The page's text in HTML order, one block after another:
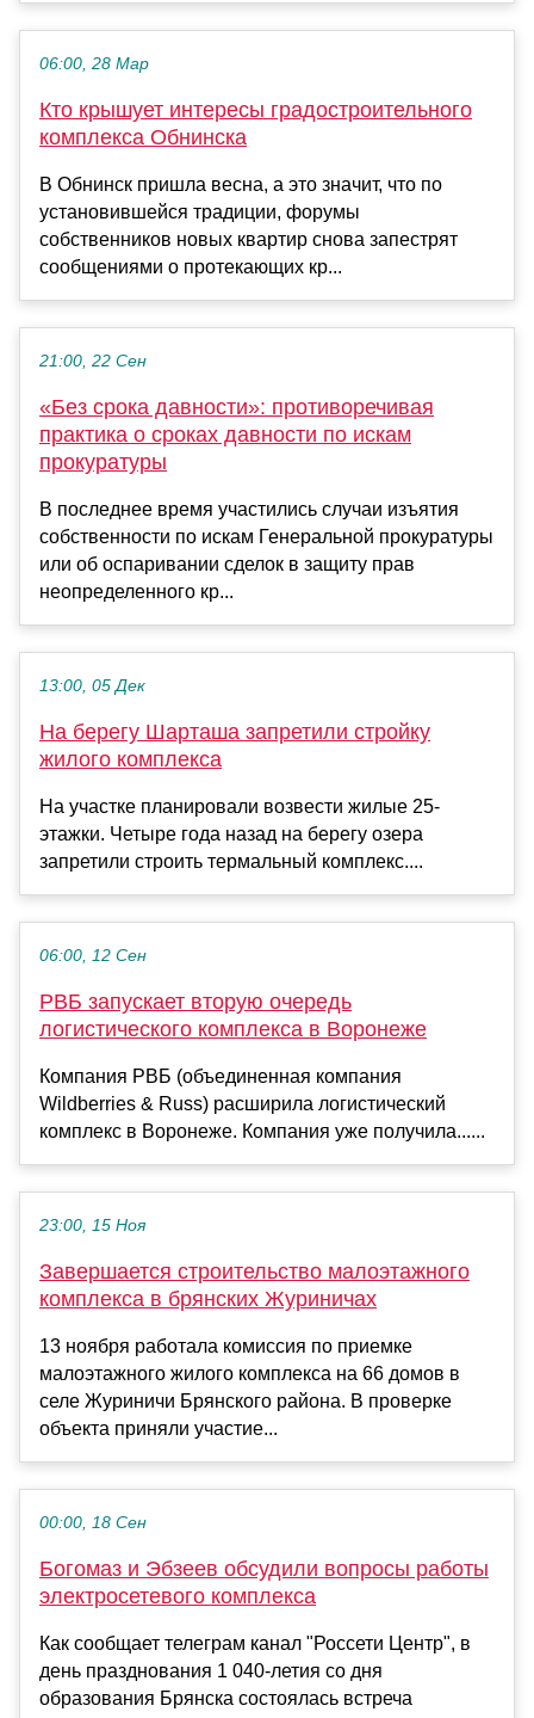
06:00, 28 Мар
Кто крышует интересы градостроительного
комплекса Обнинска
В Обнинск пришла весна, а это значит, что по
установившейся традиции, форумы
собственников новых квартир снова запестрят
сообщениями о протекающих кр...
21:00, 22 Сен
«Без срока давности»: противоречивая
практика о сроках давности по искам
прокуратуры
В последнее время участились случаи изъятия
собственности по искам Генеральной прокуратуры
или об оспаривании сделок в защиту прав
неопределенного кр...
13:00, 05 Дек
На берегу Шарташа запретили стройку
жилого комплекса
На участке планировали возвести жилые 25-
этажки. Четыре года назад на берегу озера
запретили строить термальный комплекс....
06:00, 12 Сен
РВБ запускает вторую очередь
логистического комплекса в Воронеже
Компания РВБ (объединенная компания
Wildberries & Russ) расширила логистический
комплекс в Воронеже. Компания уже получила......
23:00, 15 Ноя
Завершается строительство малоэтажного
комплекса в брянских Журиничах
13 ноября работала комиссия по приемке
малоэтажного жилого комплекса на 66 домов в
селе Журиничи Брянского района. В проверке
объекта приняли участие...
00:00, 18 Сен
Богомаз и Эбзеев обсудили вопросы работы
электросетевого комплекса
Как сообщает телеграм канал "Россети Центр", в
день празднования 1 040-летия со дня
образования Брянска состоялась встреча